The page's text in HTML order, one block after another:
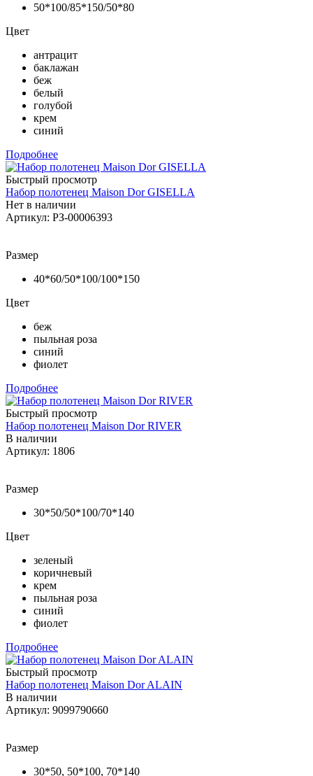
50*100/85*150/50*80
Цвет
антрацит
баклажан
беж
белый
голубой
крем
синий
Подробнее
Быстрый просмотр
Набор полотенец Maison Dor GISELLA
Нет в наличии
Артикул: РЗ-00006393
Размер
40*60/50*100/100*150
Цвет
беж
пыльная роза
синий
фиолет
Подробнее
Быстрый просмотр
Набор полотенец Maison Dor RIVER
В наличии
Артикул: 1806
Размер
30*50/50*100/70*140
Цвет
зеленый
коричневый
крем
пыльная роза
синий
фиолет
Подробнее
Быстрый просмотр
Набор полотенец Maison Dor ALAIN
В наличии
Артикул: 9099790660
Размер
30*50, 50*100, 70*140